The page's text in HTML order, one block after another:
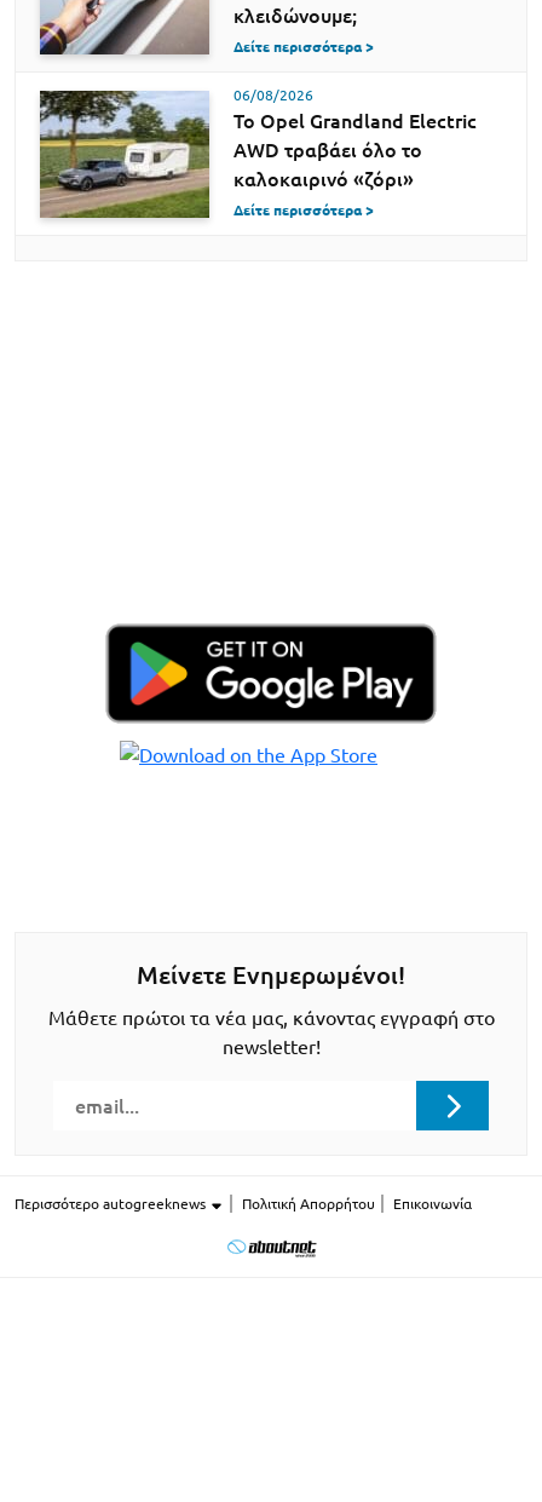
κλειδώνουμε;
Δείτε περισσότερα >
06/08/2026
Το Opel Grandland Electric
AWD τραβάει όλο το
καλοκαιρινό «ζόρι»
Δείτε περισσότερα >
Μείνετε Ενημερωμένοι!
Μάθετε πρώτοι τα νέα μας, κάνοντας εγγραφή στο
newsletter!
Περισσότερο autogreeknews Πολιτική Απορρήτου Επικοινωνία